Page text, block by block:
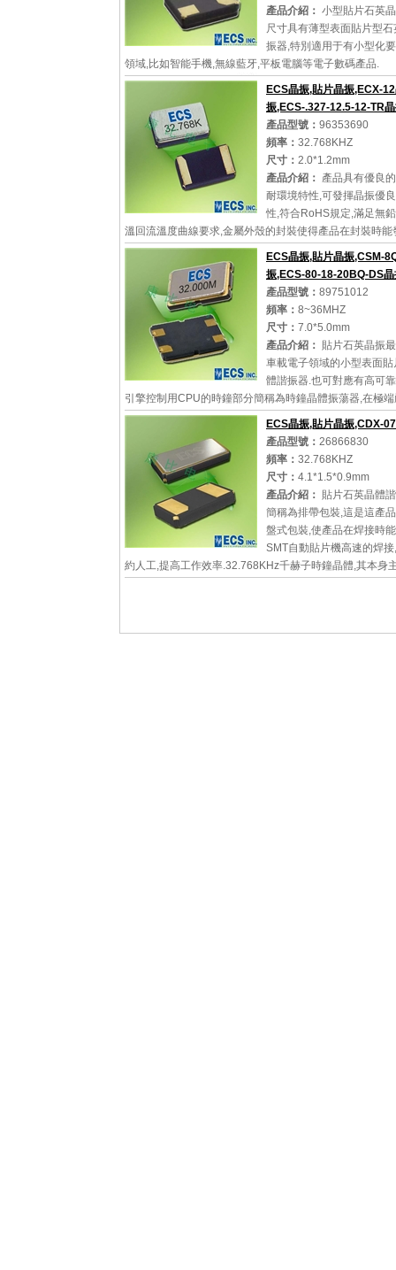
產品介紹： 小型貼片石英
尺寸具有薄型表面貼片型
振器,特別適用于有小型化
領域,比如智能手機,無線藍牙,平板電腦等電子數碼產品.
詳細參數 查看大圖
ECS晶振,貼片晶振,ECX-
振,ECS-.327-12.5-12-TR
產品型號： 96353690
頻率： 32.768KHZ
尺寸： 2.0*1.2mm
產品介紹： 產品具有優良
耐環境特性,可發揮晶振優
性,符合RoHS規定,滿足無
溫回流溫度曲線要求,金屬外殼的封裝使得產品在封裝時能
瓷諧振器外殼更好的耐沖擊性.
詳細參數 查看大圖
ECS晶振,貼片晶振,CSM-
振,ECS-80-18-20BQ-DS晶
產品型號： 89751012
頻率： 8~36MHZ
尺寸： 7.0*5.0mm
產品介紹： 貼片石英晶振
車載電子領域的小型表面貼
體諧振器.也可對應有高可
引擎控制用CPU的時鐘部分簡稱為時鐘晶體振蕩器,在極
境條件下也能發揮穩定的起振特性
詳細參數 查看大圖
ECS晶振,貼片晶振,CDX-
產品型號： 26866830
頻率： 32.768KHZ
尺寸： 4.1*1.5*0.9mm
產品介紹： 貼片石英晶體
簡稱為排帶包裝,這是這產
盤式包裝,使產品在焊接時
SMT自動貼片機高速的焊
約人工,提高工作效率.32.768KHz千赫子時鐘晶體,其本身